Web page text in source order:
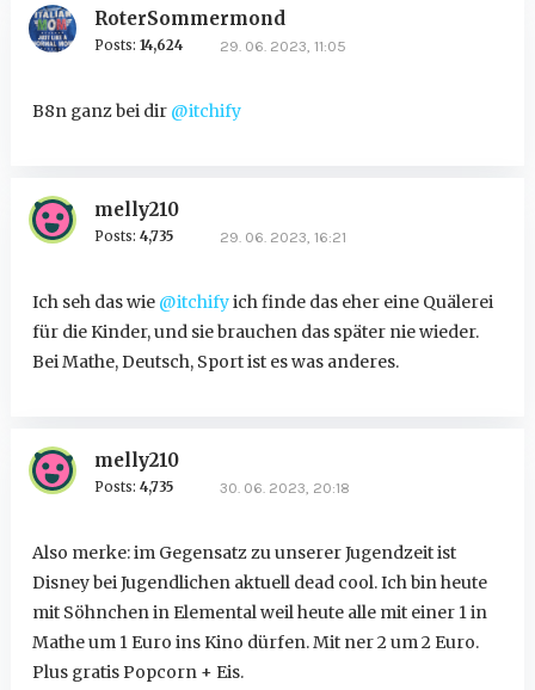
RoterSommermond
Posts: 14,624 29. 06. 2023, 11:05
B8n ganz bei dir @itchify
melly210
Posts: 4,735 29. 06. 2023, 16:21
Ich seh das wie @itchifyich finde das eher eine Quälerei
für die Kinder, und sie brauchen das später nie wieder.
Bei Mathe, Deutsch, Sport ist es was anderes.
melly210
Posts: 4,735 30. 06. 2023, 20:18
Also merke: im Gegensatz zu unserer Jugendzeit ist
Disney bei Jugendlichen aktuell dead cool. Ich bin heute
mit Söhnchen in Elemental weil heute alle mit einer 1 in
Mathe um 1 Euro ins Kino dürfen. Mit ner 2 um 2 Euro.
Plus gratis Popcorn + Eis.